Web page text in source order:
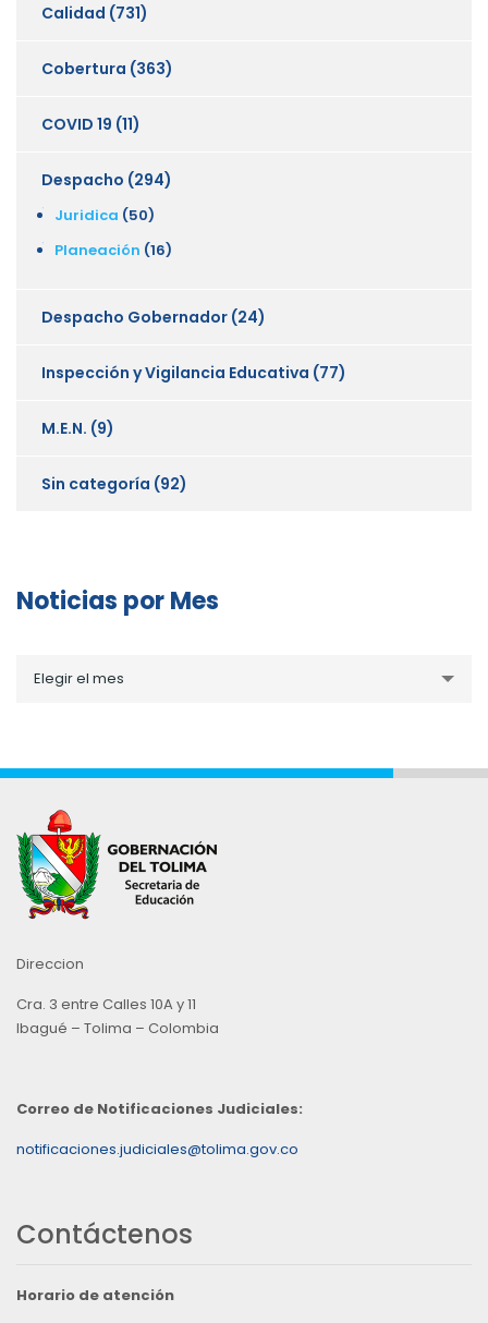
Calidad (731)
Cobertura (363)
COVID 19 (11)
Despacho (294)
Juridica (50)
Planeación (16)
Despacho Gobernador (24)
Inspección y Vigilancia Educativa (77)
M.E.N. (9)
Sin categoría (92)
Noticias por Mes
porElegir el mes
Direccion
Cra. 3 entre Calles 10A y 11
Ibagué – Tolima – Colombia
Correo de Notificaciones Judiciales:
notificaciones.judiciales@tolima.gov.co
Contáctenos
Horario de atención